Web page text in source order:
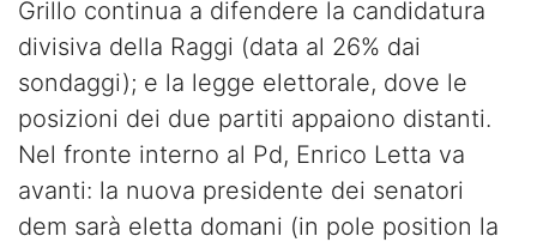
Grillo continua a difendere la candidatura
divisiva della Raggi (data al 26% dai
sondaggi); e la legge elettorale, dove le
posizioni dei due partiti appaiono distanti.
Nel fronte interno al Pd, Enrico Letta va
avanti: la nuova presidente dei senatori
dem sarà eletta domani (in pole position la